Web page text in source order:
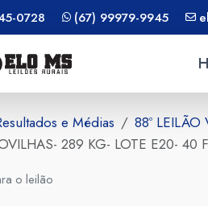
0728 (67) 99979-9945
e Médias
88º LEILÃO
289 KG- LOTE E20- 40
o leilão